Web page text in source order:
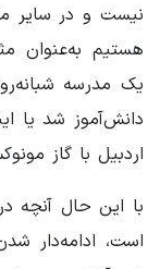
نیست و در سایر
اردبیل با گاز
با این حال آنچه
است، ادامه‌دار